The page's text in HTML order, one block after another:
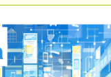
judumą,
tiek
pėstiesiems ir
Gyventojai ragina
analizę,